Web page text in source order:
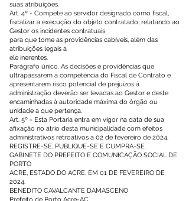
suas atribuições.
Art. 4º - Compete ao servidor designado como fiscal,
fiscalizar a execução do objeto contratado, relatando ao
Gestor os incidentes contratuais
para que tome as providências cabíveis, além das
atribuições legais a
ele inerentes.
Parágrafo único. As decisões e providências que
ultrapassarem a competência do Fiscal de Contrato e
apresentarem risco potencial de prejuízos à
administração deverão ser levadas ao Gestor e deste
encaminhadas à autoridade máxima do órgão ou
unidade a que pertença.
Art. 5º - Esta Portaria entra em vigor na data de sua
afixação no átrio desta municipalidade com efeitos
administrativos retroativos a 02 de fevereiro de 2024.
REGISTRE-SE, PUBLIQUE-SE E CUMPRA-SE.
GABINETE DO PREFEITO E COMUNICAÇÃO SOCIAL DE
PORTO
ACRE, ESTADO DO ACRE, EM 01 DE FEVEREIRO DE
2024.
BENEDITO CAVALCANTE DAMASCENO